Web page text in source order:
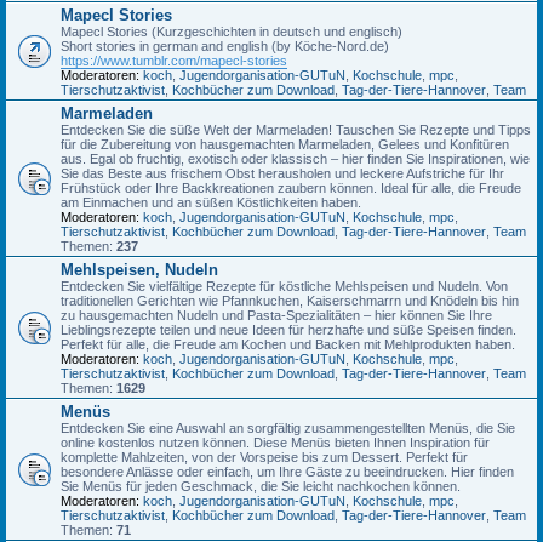
Mapecl Stories
Mapecl Stories (Kurzgeschichten in deutsch und englisch)
Short stories in german and english (by Köche-Nord.de)
https://www.tumblr.com/mapecl-stories
Moderatoren: koch Jugendorganisation-GUTuN Kochschule mpc
Tierschutzaktivist Kochbücher zum Download Tag-der-Tiere-Hannover Team
Marmeladen
Entdecken Sie die süße Welt der Marmeladen! Tauschen Sie Rezepte und Tipps
für die Zubereitung von hausgemachten Marmeladen, Gelees und Konfitüren
aus. Egal ob fruchtig, exotisch oder klassisch – hier finden Sie Inspirationen, wie
Sie das Beste aus frischem Obst herausholen und leckere Aufstriche für Ihr
Frühstück oder Ihre Backkreationen zaubern können. Ideal für alle, die Freude
am Einmachen und an süßen Köstlichkeiten haben.
Moderatoren: koch Jugendorganisation-GUTuN Kochschule mpc
Tierschutzaktivist Kochbücher zum Download Tag-der-Tiere-Hannover Team
Themen: 237
Mehlspeisen, Nudeln
Entdecken Sie vielfältige Rezepte für köstliche Mehlspeisen und Nudeln. Von
traditionellen Gerichten wie Pfannkuchen, Kaiserschmarrn und Knödeln bis hin
zu hausgemachten Nudeln und Pasta-Spezialitäten – hier können Sie Ihre
Lieblingsrezepte teilen und neue Ideen für herzhafte und süße Speisen finden.
Perfekt für alle, die Freude am Kochen und Backen mit Mehlprodukten haben.
Moderatoren: koch Jugendorganisation-GUTuN Kochschule mpc
Tierschutzaktivist Kochbücher zum Download Tag-der-Tiere-Hannover Team
Themen: 1629
Menüs
Entdecken Sie eine Auswahl an sorgfältig zusammengestellten Menüs, die Sie
online kostenlos nutzen können. Diese Menüs bieten Ihnen Inspiration für
komplette Mahlzeiten, von der Vorspeise bis zum Dessert. Perfekt für
besondere Anlässe oder einfach, um Ihre Gäste zu beeindrucken. Hier finden
Sie Menüs für jeden Geschmack, die Sie leicht nachkochen können.
Moderatoren: koch Jugendorganisation-GUTuN Kochschule mpc
Tierschutzaktivist Kochbücher zum Download Tag-der-Tiere-Hannover Team
Themen: 71